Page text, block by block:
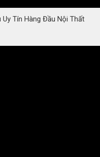
Tín Hàng Đầu Nội Thất